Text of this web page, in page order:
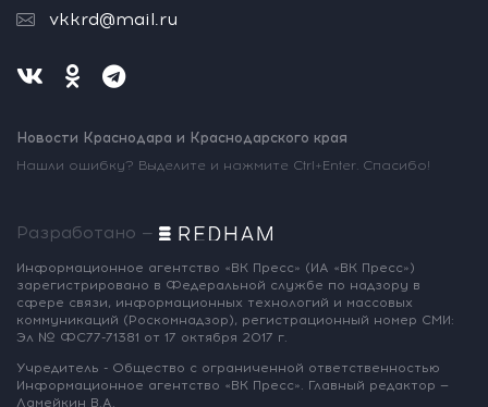
vkkrd@mail.ru
Новости Краснодара и Краснодарского края
Нашли ошибку? Выделите и нажмите Ctrl+Enter. Спасибо!
Разработано —
Информационное агентство «ВК Пресс» (ИА «ВК Пресс»)
зарегистрировано в Федеральной службе по надзору в
сфере связи, информационных технологий и массовых
коммуникаций (Роскомнадзор), регистрационный номер СМИ:
Эл № ФС77-71381 от 17 октября 2017 г.
Учредитель - Общество с ограниченной ответственностью
Информационное агентство «ВК Пресс». Главный редактор —
Ламейкин В.А.